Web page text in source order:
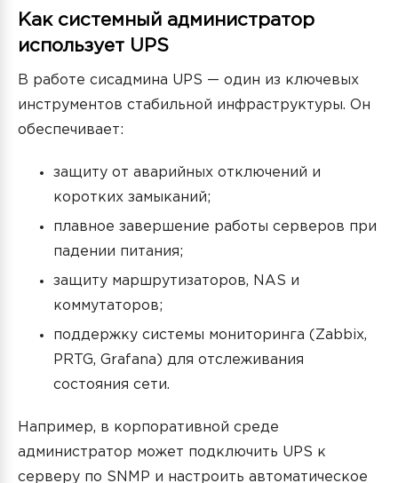
Как системный администратор
использует UPS
В работе сисадмина UPS — один из ключевых
инструментов стабильной инфраструктуры. Он
обеспечивает:
защиту от аварийных отключений и
коротких замыканий;
плавное завершение работы серверов при
падении питания;
защиту маршрутизаторов, NAS и
коммутаторов;
поддержку системы мониторинга (Zabbix,
PRTG, Grafana) для отслеживания
состояния сети.
Например, в корпоративной среде
администратор может подключить UPS к
серверу по SNMP и настроить автоматическое